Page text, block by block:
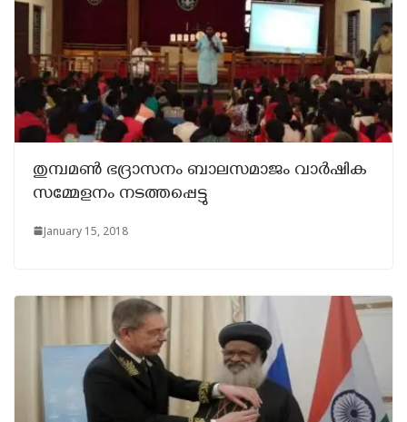
തുമ്പമൺ ഭദ്രാസനം ബാലസമാജം വാർഷിക
സമ്മേളനം നടത്തപ്പെട്ടു
January 15, 2018